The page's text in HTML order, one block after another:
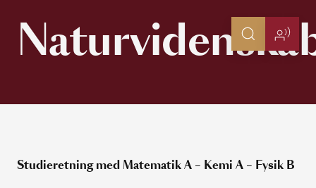
Studieretning med Matematik A – Kemi A – Fysik B